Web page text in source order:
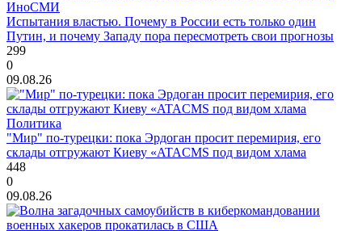
ИноСМИ
Испытания властью. Почему в России есть только один
Путин, и почему Западу пора пересмотреть свои прогнозы
299
0
09.08.26
Политика
"Мир" по-турецки: пока Эрдоган просит перемирия, его
склады отгружают Киеву «ATACMS под видом хлама
448
0
09.08.26